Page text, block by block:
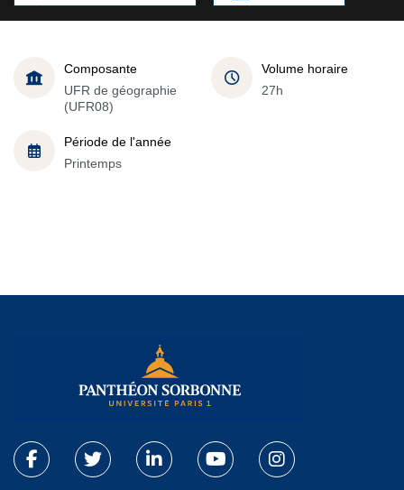
Composante
UFR de géographie
(UFR08)
Volume horaire
27h
Période de l'année
Printemps